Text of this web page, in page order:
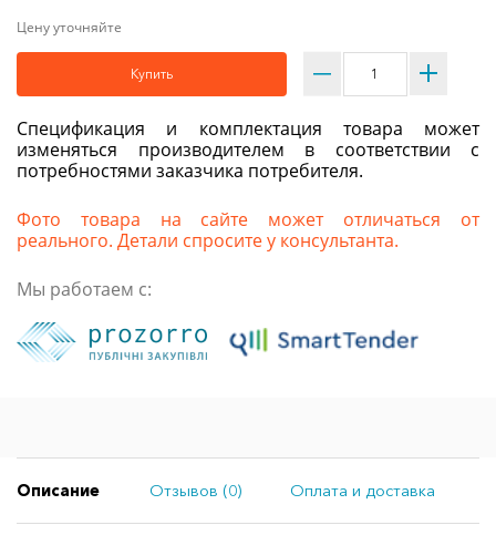
Цену уточняйте
Купить
Спецификация и комплектация товара может
изменяться производителем в соответствии с
потребностями заказчика потребителя.
Фото товара на сайте может отличаться от
реального. Детали спросите у консультанта.
Мы работаем с:
Описание Отзывов (0) Оплата и доставка